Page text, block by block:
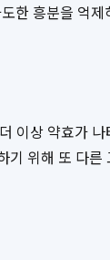
한 흥분을 억
이상 약효가
위해 또 다